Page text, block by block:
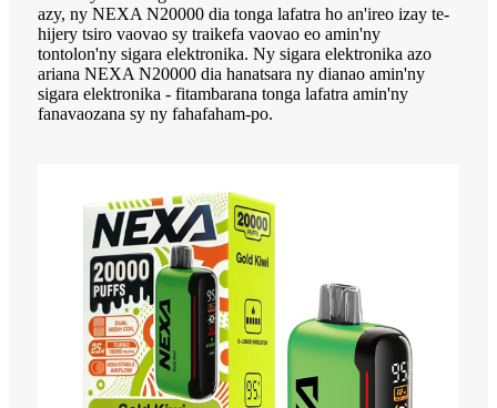
azy, ny NEXA N20000 dia tonga lafatra ho an'ireo izay te-
hijery tsiro vaovao sy traikefa vaovao eo amin'ny
tontolon'ny sigara elektronika. Ny sigara elektronika azo
ariana NEXA N20000 dia hanatsara ny dianao amin'ny
sigara elektronika - fitambarana tonga lafatra amin'ny
fanavaozana sy ny fahafaham-po.